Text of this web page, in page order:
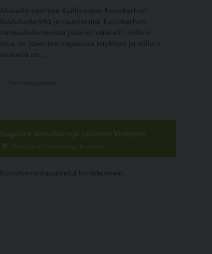
Alueella sijaitsee Koillismaan Koirakerhon
koulutuskenttä ja rauniorata. Koirakerhon
varauskalenterista jäsenet näkevät, milloin
alue on jäsenten vapaassa käytössä ja milloin
alueella on...
Dogcare Koirahieroja Johanna Virtanen
Kotikäynnit Pirkanmaa, Tampere
Koirahierontapalvelut kotikäynnein.